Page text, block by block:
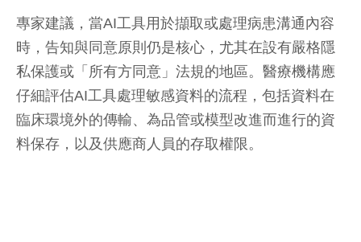
專家建議，當AI工具用於擷取或處理病患溝通內容
時，告知與同意原則仍是核心，尤其在設有嚴格隱
私保護或「所有方同意」法規的地區。醫療機構應
仔細評估AI工具處理敏感資料的流程，包括資料在
臨床環境外的傳輸、為品管或模型改進而進行的資
料保存，以及供應商人員的存取權限。